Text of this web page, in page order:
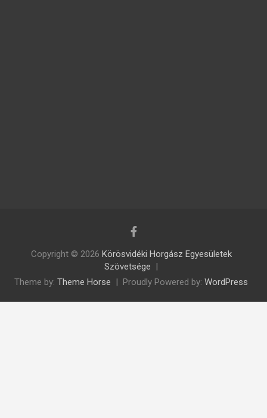
Copyright © 2026 Körösvidéki Horgász Egyesületek
Szövetsége
Theme by: Theme Horse Proudly Powered by: WordPress